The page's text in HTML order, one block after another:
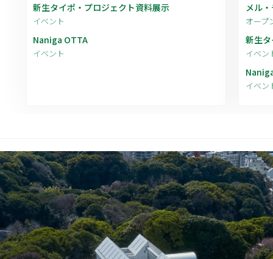
新生タイポ・プロジェクト資料展示
イベント
Naniga OTTA
イベント
メル
オープ
新生
イベン
イベン